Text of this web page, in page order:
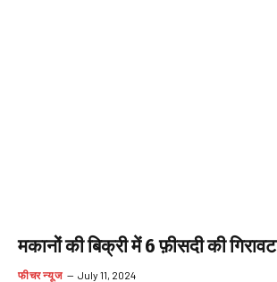
मकानों की बिक्री में 6 फ़ीसदी की गिरावट
फीचर न्यूज July 11, 2024